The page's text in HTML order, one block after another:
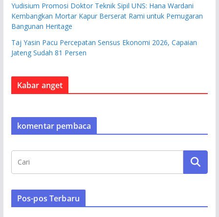
Yudisium Promosi Doktor Teknik Sipil UNS: Hana Wardani
Kembangkan Mortar Kapur Berserat Rami untuk Pemugaran
Bangunan Heritage
Taj Yasin Pacu Percepatan Sensus Ekonomi 2026, Capaian
Jateng Sudah 81 Persen
Kabar anget
komentar pembaca
Pos-pos Terbaru